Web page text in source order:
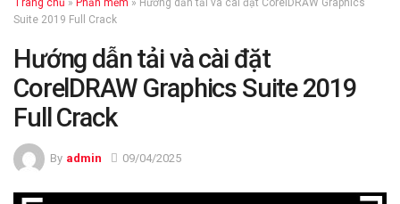
Trang chủ » Phần mềm » Hướng dẫn tải và cài đặt CorelDRAW Graphics
Suite 2019 Full Crack
Hướng dẫn tải và cài đặt
CorelDRAW Graphics Suite 2019
Full Crack
By admin 09/04/2025